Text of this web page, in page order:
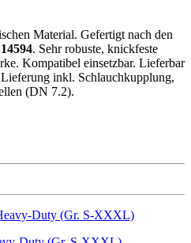
Material. Gefertigt nach den
. Sehr robuste, knickfeste
Kompatibel einsetzbar. Lieferbar
inkl. Schlauchkupplung,
(DN 7.2).